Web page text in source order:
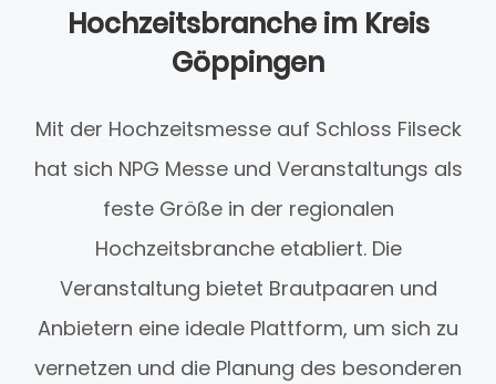
Hochzeitsbranche im Kreis
Göppingen
Mit der Hochzeitsmesse auf Schloss Filseck
hat sich NPG Messe und Veranstaltungs als
feste Größe in der regionalen
Hochzeitsbranche etabliert. Die
Veranstaltung bietet Brautpaaren und
Anbietern eine ideale Plattform, um sich zu
vernetzen und die Planung des besonderen